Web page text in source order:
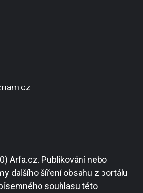
Arfa.cz. Publikování nebo
dalšího šíření obsahu z portálu
souhlasu této